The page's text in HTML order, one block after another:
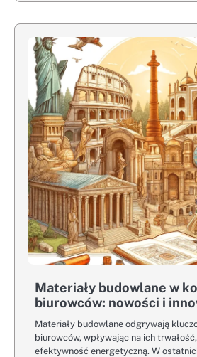
Materiały budowlane w
biurowców: nowości i
Materiały budowlane odgrywają
biurowców, wpływając na ich
efektywność energetyczną. W